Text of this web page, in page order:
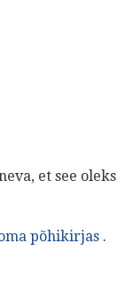
et see oleks
põhikirjas .